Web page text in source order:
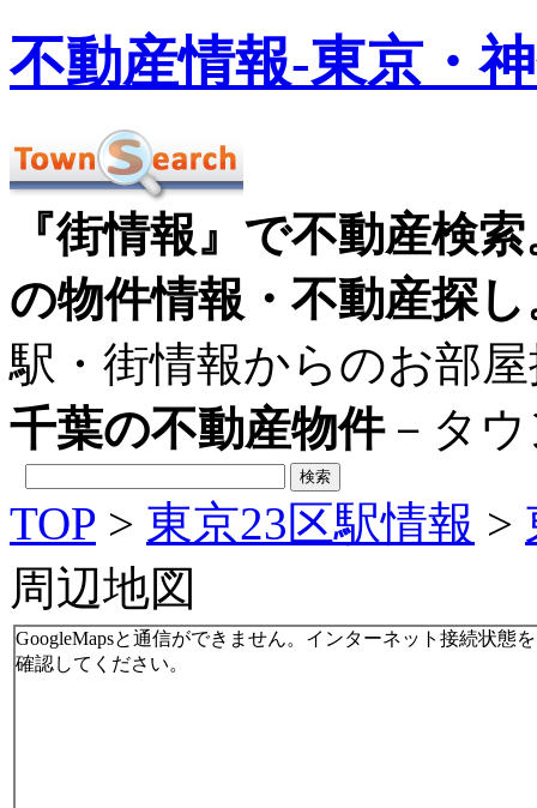
不動産情報‐東京・
『街情報』で不動産検
の物件情報・不動産探し
駅・街情報からのお部
千葉の不動産物件－タ
TOP > 東京23区駅情報 >
周辺地図
GoogleMapsと通信ができません。インターネット接続状態を
確認してください。